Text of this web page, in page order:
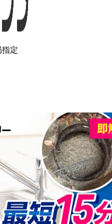
指定